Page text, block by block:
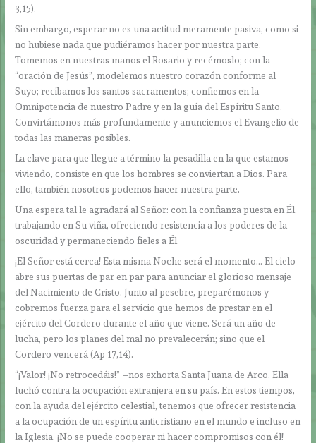
3,15).
Sin embargo, esperar no es una actitud meramente pasiva, como si
no hubiese nada que pudiéramos hacer por nuestra parte.
Tomemos en nuestras manos el Rosario y recémoslo; con la
“oración de Jesús”, modelemos nuestro corazón conforme al
Suyo; recibamos los santos sacramentos; confiemos en la
Omnipotencia de nuestro Padre y en la guía del Espíritu Santo.
Convirtámonos más profundamente y anunciemos el Evangelio de
todas las maneras posibles.
La clave para que llegue a término la pesadilla en la que estamos
viviendo, consiste en que los hombres se conviertan a Dios. Para
ello, también nosotros podemos hacer nuestra parte.
Una espera tal le agradará al Señor: con la confianza puesta en Él,
trabajando en Su viña, ofreciendo resistencia a los poderes de la
oscuridad y permaneciendo fieles a Él.
¡El Señor está cerca! Esta misma Noche será el momento… El cielo
abre sus puertas de par en par para anunciar el glorioso mensaje
del Nacimiento de Cristo. Junto al pesebre, preparémonos y
cobremos fuerza para el servicio que hemos de prestar en el
ejército del Cordero durante el año que viene. Será un año de
lucha, pero los planes del mal no prevalecerán; sino que el
Cordero vencerá (Ap 17,14).
“¡Valor! ¡No retrocedáis!” –nos exhorta Santa Juana de Arco. Ella
luchó contra la ocupación extranjera en su país. En estos tiempos,
con la ayuda del ejército celestial, tenemos que ofrecer resistencia
a la ocupación de un espíritu anticristiano en el mundo e incluso en
la Iglesia. ¡No se puede cooperar ni hacer compromisos con él!